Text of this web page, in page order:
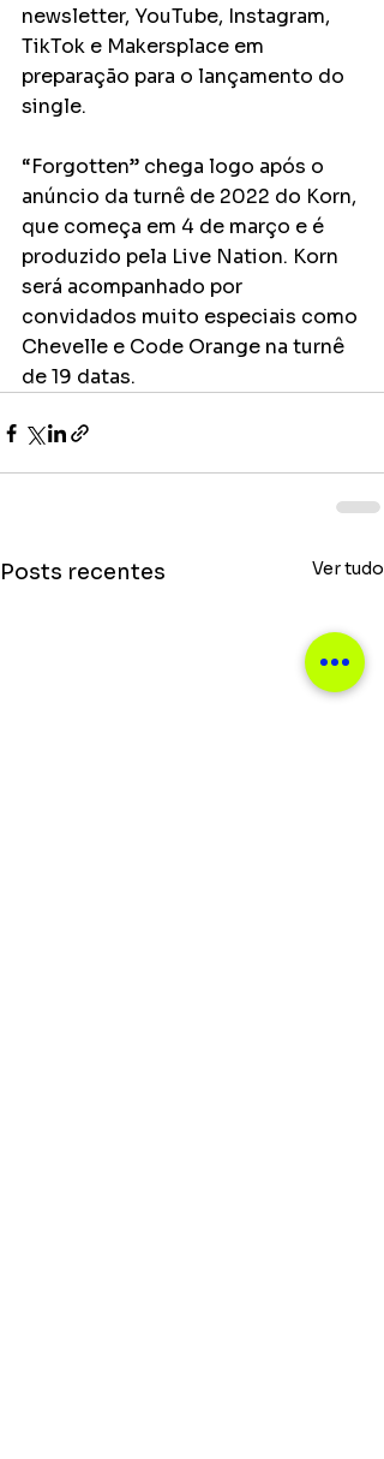
newsletter, YouTube, Instagram,
TikTok e Makersplace em
preparação para o lançamento do
single.
“Forgotten” chega logo após o
anúncio da turnê de 2022 do Korn,
que começa em 4 de março e é
produzido pela Live Nation. Korn
será acompanhado por
convidados muito especiais como
Chevelle e Code Orange na turnê
de 19 datas.
Posts recentes Ver tudo